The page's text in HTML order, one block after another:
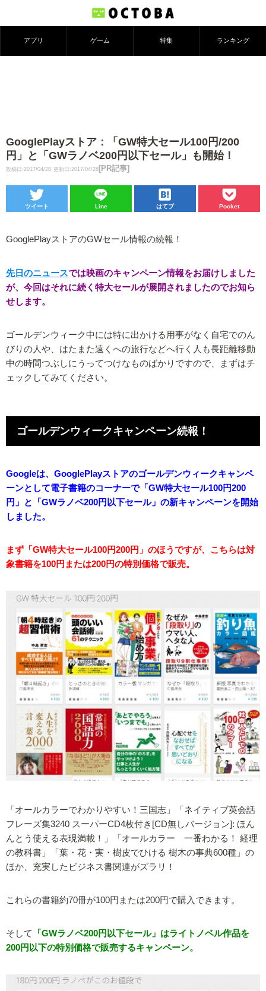
アプリ ゲーム 特集 ランキング
GooglePlayストア：「GW特大セール100円/200
円」と「GWラノベ200円以下セール」も開始！
投稿日:2017/04/28 更新日:2017/04/28 [PR記事]
ツイート Line はてブ Pocket
GooglePlayストアのGWセール情報の続報！
先日のニュースでは映画のキャンペーン情報をお届けしました
が、今回はそれに続く特大セールが展開されましたのでお知ら
せします。
ゴールデンウィーク中には特に出かける用事がなく自宅でのん
びりの人や、はたまた遠くへの旅行などへ行く人も長距離移動
中の時間つぶしにうってつけなものばかりですので、まずはチ
ェックしてみてください。
ゴールデンウィークキャンペーン続報！
Googleは、GooglePlayストアのゴールデンウィークキャンペ
ーンとして電子書籍のコーナーで「GW特大セール100円200
円」と「GWラノベ200円以下セール」の新キャンペーンを開始
しました。
まず「GW特大セール100円200円」のほうですが、こちらは対
象書籍を100円または200円の特別価格で販売。
「オールカラーでわかりやすい！三国志」「ネイティブ英会話
フレーズ集3240 スーパーCD4枚付き[CD無しバージョン]: ほん
んとう使える表現満載！」「オールカラー 一番わかる！ 経理
の教科書」「葉・花・実・樹皮でひける 樹木の事典600種」の
ほか、充実したビジネス書関連がズラリ！
これらの書籍約70冊が100円または200円で購入できます。
そして
「GWラノベ200円以下セール」はライトノベル作品を
200円以下の特別価格で販売するキャンペーン。